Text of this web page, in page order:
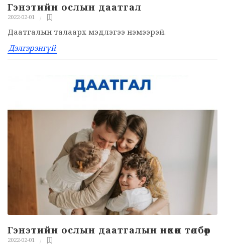
Гэнэтийн ослын даатгал
2022-02-01
Даатгалын талаарх мэдлэгээ нэмээрэй.
Дэлгэрэнгүй
Гэнэтийн ослын даатгалын нөхөн төлбөр
2022-02-01